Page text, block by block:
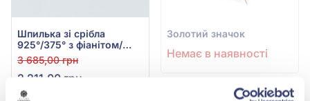
Шпилька зі срібла
925°/375° з фіанітом/
куб.цирконієм, арт.
529шпР
3 685,00 грн
2 211,00 грн
(арт. 529шпР)
Золотий значок
Немає в наявності